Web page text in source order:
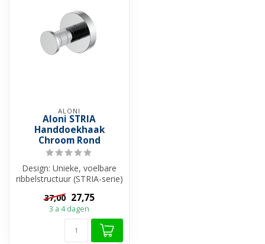
ALONI
Aloni STRIA
Handdoekhaak
Chroom Rond
Design: Unieke, voelbare
ribbelstructuur (STRIA-serie)
37,00 27,75
3 a 4 dagen